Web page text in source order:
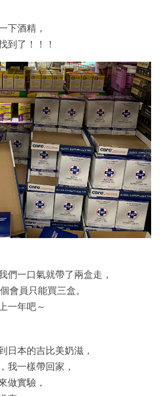
下酒精，
到了！！！
們一口氣就帶了兩盒走，
會員只能買三盒。
一年吧～
日本的吉比美奶滋，
我一樣帶回家，
做實驗，